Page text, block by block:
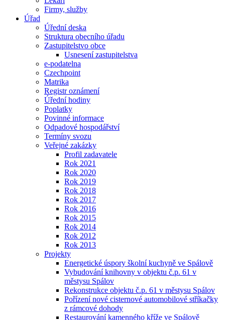
Firmy, služby
Úřad
Úřední deska
Struktura obecního úřadu
Zastupitelstvo obce
Usnesení zastupitelstva
e-podatelna
Czechpoint
Matrika
Registr oznámení
Úřední hodiny
Poplatky
Povinné informace
Odpadové hospodářství
Termíny svozu
Veřejné zakázky
Profil zadavatele
Rok 2021
Rok 2020
Rok 2019
Rok 2018
Rok 2017
Rok 2016
Rok 2015
Rok 2014
Rok 2012
Rok 2013
Projekty
Energetické úspory školní kuchyně ve Spálově
Vybudování knihovny v objektu č.p. 61 v
městysu Spálov
Rekonstrukce objektu č.p. 61 v městysu Spálov
Pořízení nové cisternové automobilové stříkačky
z rámcové dohody
Restaurování kamenného kříže ve Spálově